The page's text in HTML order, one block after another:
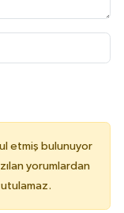
etmiş bulunuyor
yorumlardan